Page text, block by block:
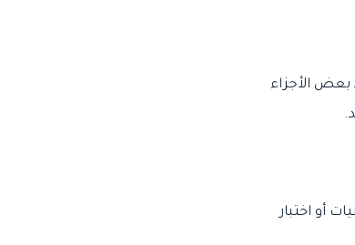
بعض الأجزاء
أو اختبار